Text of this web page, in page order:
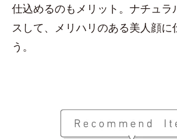
仕込めるのもメリット。ナチュラ
スして、メリハリのある美人顔に
う。